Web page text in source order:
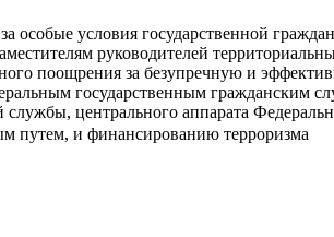
условия государственной
руководителей
поощрения за безупречную и
государственным гражданским
центрального аппарата
путем, и финансированию терроризма